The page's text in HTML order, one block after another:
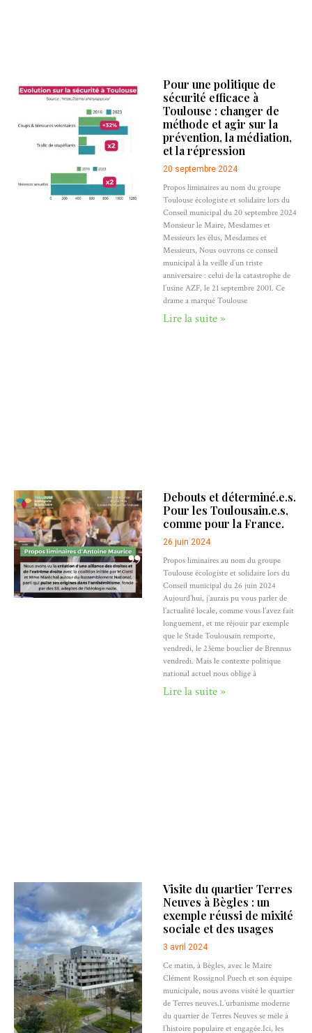
Pour une politique de
sécurité efficace à
Toulouse : changer de
méthode et agir sur la
prévention, la médiation,
et la répression
20 septembre 2024
Propos liminaires au nom du groupe
Toulouse écologiste et solidaire lors du
Conseil municipal du 20 septembre 2024
Monsieur le Maire, Mesdames et
Messieurs les élus, Mesdames et
Messieurs, Nous ouvrons ce conseil
municipal à la veille d’un triste
anniversaire : celui de la catastrophe de
l’usine AZF, le 21 septembre 2001. Ce
drame a marqué Toulouse
Lire la suite »
Debouts et déterminé.e.s.
Pour les Toulousain.e.s,
comme pour la France.
26 juin 2024
Propos liminaires au nom du groupe
Toulouse écologiste et solidaire lors du
Conseil municipal du 26 juin 2024
Aujourd’hui, j’aurais pu vous parler de
l’actualité locale, comme vous l’avez fait
longuement, et me réjouir par exemple
que le Stade Toulousain remporte,
vendredi, le 23ème bouclier de Brennus
vendredi. Mais le contexte politique
national actuel nous oblige à
Lire la suite »
Visite du quartier Terres
Neuves à Bègles : un
exemple réussi de mixité
sociale et des usages
3 avril 2024
Ce matin, à Bègles, avec le Maire
Clément Rossignol Puech et son équipe
municipale, nous avons visité le quartier
de Terres neuves.L’urbanisme moderne
du quartier de Terres Neuves se mêle à
l’histoire populaire et engagée.Ici, les